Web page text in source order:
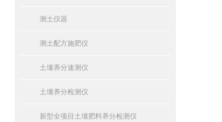
测土仪器
测土配方施肥仪
土壤养分速测仪
土壤养分检测仪
新型全项目土壤肥料养分检测仪